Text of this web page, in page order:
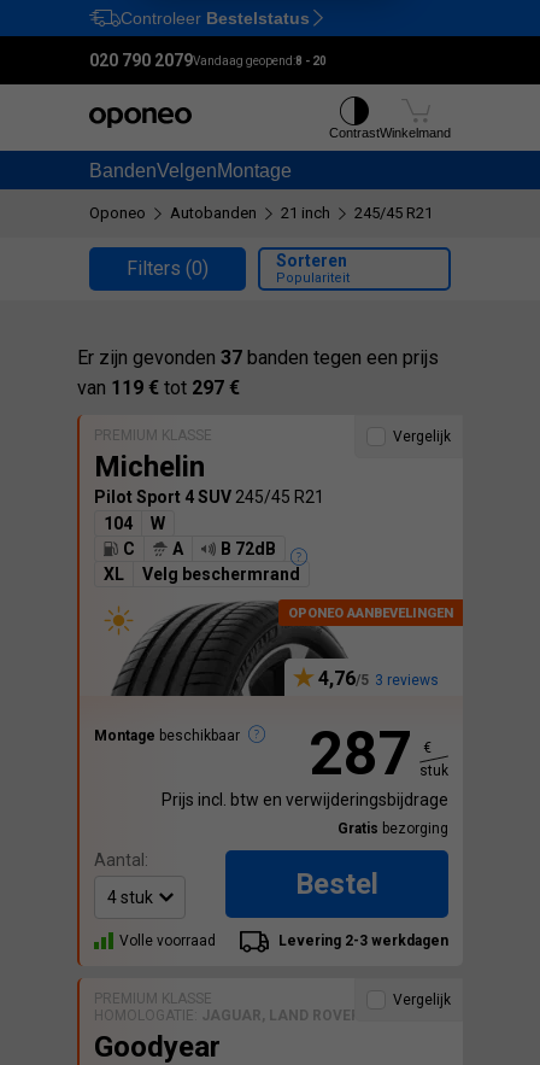
Ctrl M
Controleer Bestelstatus
020 790 2079Vandaag geopend:8 - 20
BandenVelgenMontage
ContrastWinkelmand
Oponeo Autobanden 21 inch 245/45 R21
Filters (0)
Er zijn gevonden 37 banden tegen een prijs
van 119 € tot 297 €
Sorteren
Populariteit
PREMIUM KLASSE
Michelin
Pilot Sport 4 SUV 245/45 R21
104
W
C
A
B 72dB
XL
Velg beschermrand
4,76 3 reviews
Montage beschikbaar
Vergelijk
287
€
stuk
Prijs incl. btw en verwijderingsbijdrage
Gratis bezorging
Aantal:
Bestel
Volle voorraad Levering 2-3 werkdagen
PREMIUM KLASSE
HOMOLOGATIE:
JAGUAR, LAND ROVER
Goodyear
Vergelijk